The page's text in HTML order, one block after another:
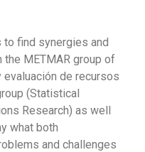
find synergies and
METMAR group of
de recursos
(Statistical
Research) as well
what both
and challenges